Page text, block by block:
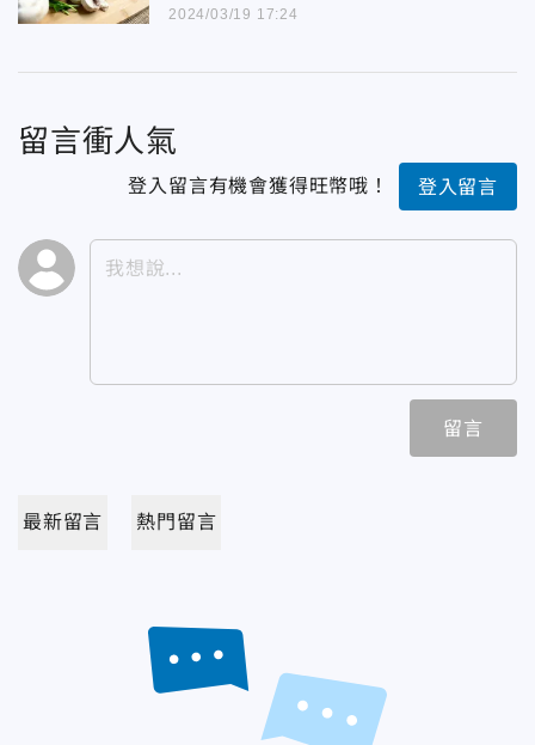
2024/03/19 17:24
留言衝人氣
登入留言有機會獲得旺幣哦！ 登入留言
留言
最新留言 熱門留言